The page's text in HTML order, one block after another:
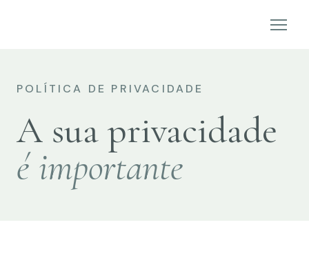
POLÍTICA DE PRIVACIDADE
A sua privacidade
é importante